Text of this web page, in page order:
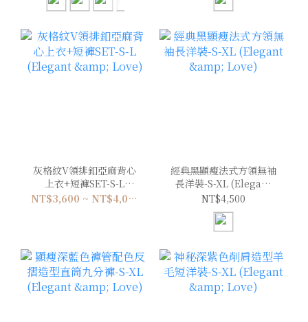
灰格紋V領排釦亞麻背心
上衣+短褲SET-S-L
(Elegant & Love) NT$3,600 ~ NT$4,000
經典黑顯瘦法式方領無袖
長洋裝-S-XL (Elegant
& Love)
NT$4,500